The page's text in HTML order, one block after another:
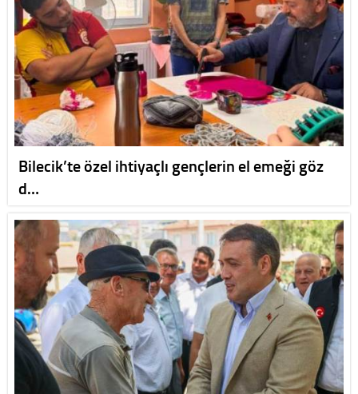
Bilecik’te özel ihtiyaçlı gençlerin el emeği göz
d…